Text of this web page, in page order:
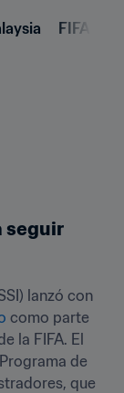
FIFA
seguir
lanzó con
como parte
la FIFA. El
de
que